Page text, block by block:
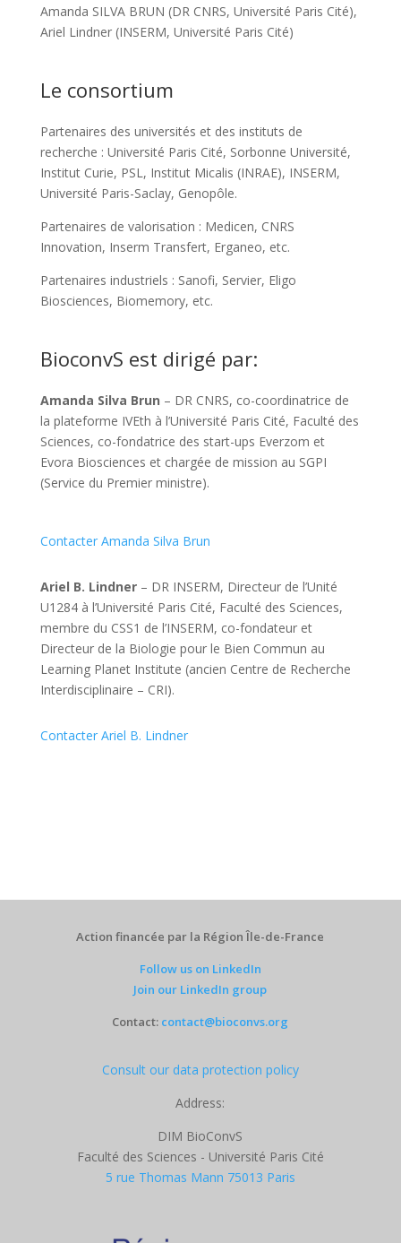
Amanda SILVA BRUN (DR CNRS, Université Paris Cité),
Ariel Lindner (INSERM, Université Paris Cité)
Le consortium
Partenaires des universités et des instituts de
recherche : Université Paris Cité, Sorbonne Université,
Institut Curie, PSL, Institut Micalis (INRAE), INSERM,
Université Paris-Saclay, Genopôle.
Partenaires de valorisation : Medicen, CNRS
Innovation, Inserm Transfert, Erganeo, etc.
Partenaires industriels : Sanofi, Servier, Eligo
Biosciences, Biomemory, etc.
BioconvS est dirigé par:
Amanda Silva Brun – DR CNRS, co-coordinatrice de
la plateforme IVEth à l’Université Paris Cité, Faculté des
Sciences, co-fondatrice des start-ups Everzom et
Evora Biosciences et chargée de mission au SGPI
(Service du Premier ministre).
Contacter Amanda Silva Brun
Ariel B. Lindner– DR INSERM, Directeur de l’Unité
U1284 à l’Université Paris Cité, Faculté des Sciences,
membre du CSS1 de l’INSERM, co-fondateur et
Directeur de la Biologie pour le Bien Commun au
Learning Planet Institute (ancien Centre de Recherche
Interdisciplinaire – CRI).
Contacter Ariel B. Lindner
Action financée par la Région Île-de-France
Follow us on LinkedIn
Join our LinkedIn group
Contact: contact@bioconvs.org
Consult our data protection policy
Address:
DIM BioConvS
Faculté des Sciences - Université Paris Cité
5 rue Thomas Mann 75013 Paris